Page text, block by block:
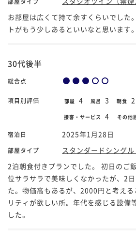
お部屋は広くて持て余すくらいでした
トがもう少しあるといいなと思います。
30代後半
総合点
項目別評価 部屋 4 風呂 3 朝食 2
接客・サービス 4 その他
宿泊日 2025年1月28日
部屋タイプ
スタンダードシング
2泊朝食付きプランでした。 初日のご
位サラサラで美味しくなかったが、2
た。物価高もあるが、2000円と考え
リティが欲しい所。年代を感じる設備
した。